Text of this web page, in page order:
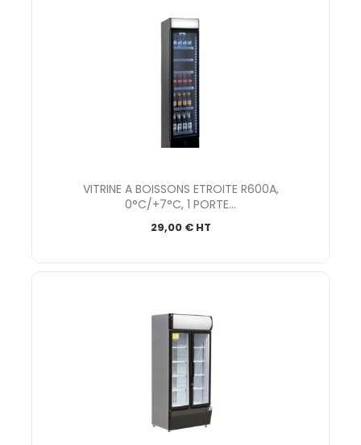
VITRINE A BOISSONS ETROITE R600A,
0°C/+7°C, 1 PORTE...
29,00 € HT